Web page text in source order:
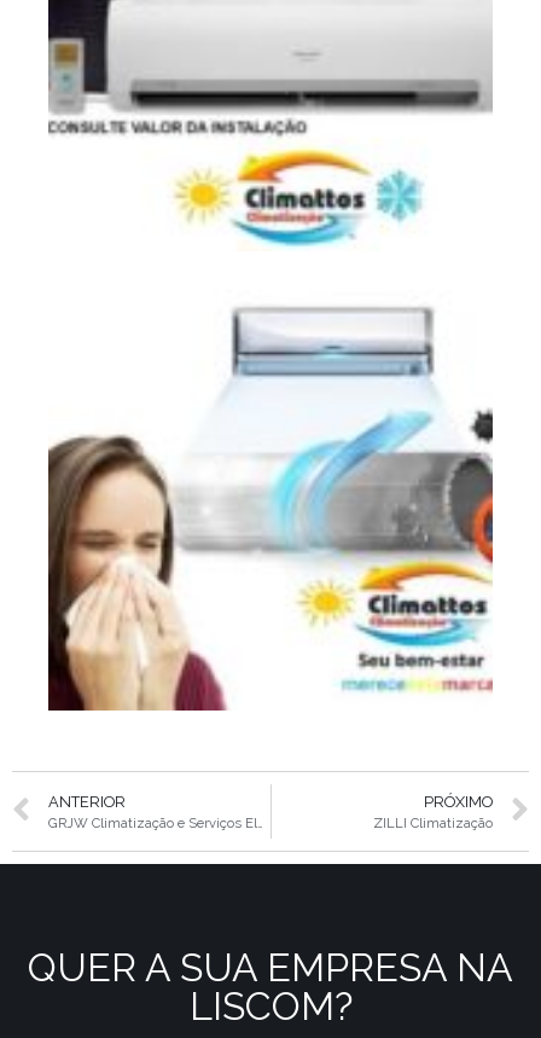
ANTERIOR
GRJW Climatização e Serviços Elétricos
PRÓXIMO
ZILLI Climatização
QUER A SUA EMPRESA NA
LISCOM?